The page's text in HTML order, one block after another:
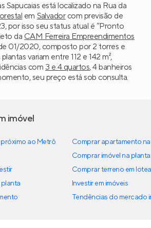
Sapucaias está localizado na Rua da
em Salvadorcom previsão de
por isso seu status atual é “Pronto
da CAM Ferreira Empreendimentos
01/2020, composto por 2 torres e
variam entre 112 e 142 m²,
com 3 e 4 quartos, 4 banheiros
seu preço está sob consulta.
imóvel
ao Metrô
Comprar apartamento
Comprar imóvel na planta
Comprar terreno em
Investir em imóveis
Tendências do mercado